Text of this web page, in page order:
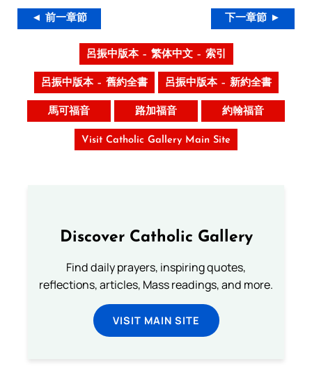
◄ 前一章節 下一章節 ►
呂振中版本 – 繁体中文 – 索引
呂振中版本 – 舊約全書 呂振中版本 – 新約全書
馬可福音 路加福音 約翰福音
Visit Catholic Gallery Main Site
Discover Catholic Gallery
Find daily prayers, inspiring quotes,
reflections, articles, Mass readings, and more.
VISIT MAIN SITE